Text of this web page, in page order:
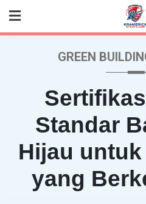
content
GREEN
Standar
Hijau
yang